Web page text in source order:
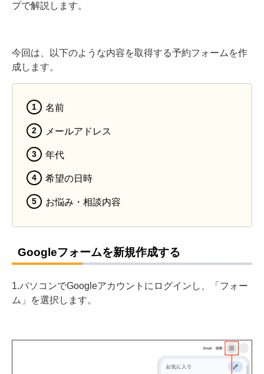
プで解説します。
今回は、以下のような内容を取得する予約フォームを作
成します。
名前
メールアドレス
年代
希望の日時
お悩み・相談内容
Googleフォームを新規作成する
1.パソコンでGoogleアカウントにログインし、「フォー
ム」を選択します。